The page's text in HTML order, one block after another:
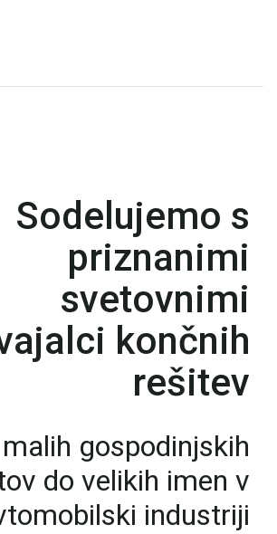
Sodelujemo s
priznanimi
svetovnimi
končnih
rešitev
gospodinjskih
do velikih imen v
industriji